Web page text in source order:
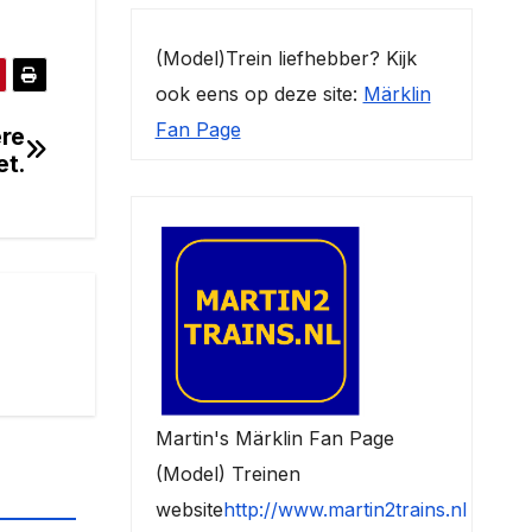
(Model)Trein liefhebber? Kijk
ook eens op deze site: Märklin
Fan Page
Martin's Märklin Fan Page
(Model) Treinen
websitehttp://www.martin2trains.nl